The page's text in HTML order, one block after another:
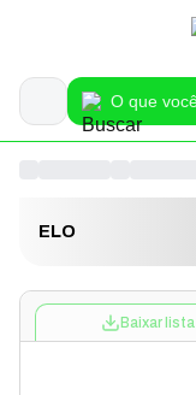
ELO
Baixar lista